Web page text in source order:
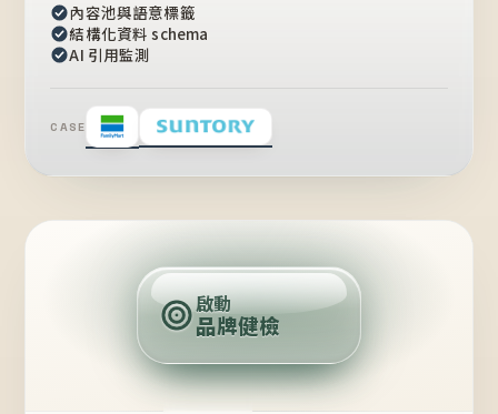
內容池與語意標籤
結構化資料 schema
AI 引用監測
CASE
定
位
點
啟動
品牌健檢